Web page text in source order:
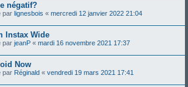
négatif?
par lignesbois « mercredi 12 janvier 2022 21:04
Instax Wide
par jeanP « mardi 16 novembre 2021 17:37
Now
par Réginald « vendredi 19 mars 2021 17:41